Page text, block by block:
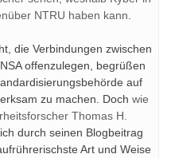
NTRU haben kann
die Verbindungen zwischen
offenzulegen, begrüßen
auf
zu machen. Doch wie
Thomas H.
durch seinen Blogbeitrag
Art und Weise